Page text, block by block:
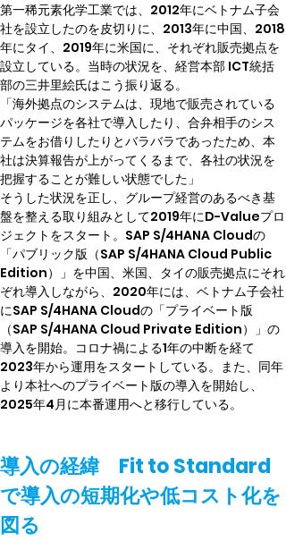
第一稀元素化学工業では、2012年にベトナム子会
社を設立したのを皮切りに、2013年に中国、2018
年にタイ、2019年に米国に、それぞれ販売拠点を
設立している。当時の状況を、経営本部 ICT統括
部の三井里絵氏はこう振り返る。
「海外拠点のシステムは、現地で販売されている
パッケージを各社で導入したり、合弁相手のシス
テムをお借りしたりとバラバラであったため、本
社は決算報告が上がってくるまで、各社の状況を
把握することが難しい状態でした」
そうした状況を正し、グループ経営のあるべき基
盤を整える取り組みとして2019年にD-Valueプロ
ジェクトをスタート。SAP S/4HANA Cloudの
「パブリック版（SAP S/4HANA Cloud Public
Edition）」を中国、米国、タイの販売拠点にそれ
ぞれ導入しながら、2020年には、ベトナム子会社
にSAP S/4HANA Cloudの「プライベート版
（SAP S/4HANA Cloud Private Edition）」の
導入を開始。コロナ禍による1年の中断を経て
2023年から運用をスタートしている。また、同年
より本社へのプライベート版の導入を開始し、
2025年4月に本番運用へと移行している。
導入の経緯　Fit to Standard
で導入の短期化や低コスト化を
図る